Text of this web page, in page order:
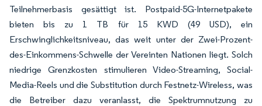
Teilnehmerbasis gesättigt ist. Postpaid-5G-Internetpakete
bieten bis zu 1 TB für 15 KWD (49 USD), ein
Erschwinglichkeitsniveau, das weit unter der Zwei-Prozent-
des-Einkommens-Schwelle der Vereinten Nationen liegt. Solch
niedrige Grenzkosten stimulieren Video-Streaming, Social-
Media-Reels und die Substitution durch Festnetz-Wireless, was
die Betreiber dazu veranlasst, die Spektrumnutzung zu